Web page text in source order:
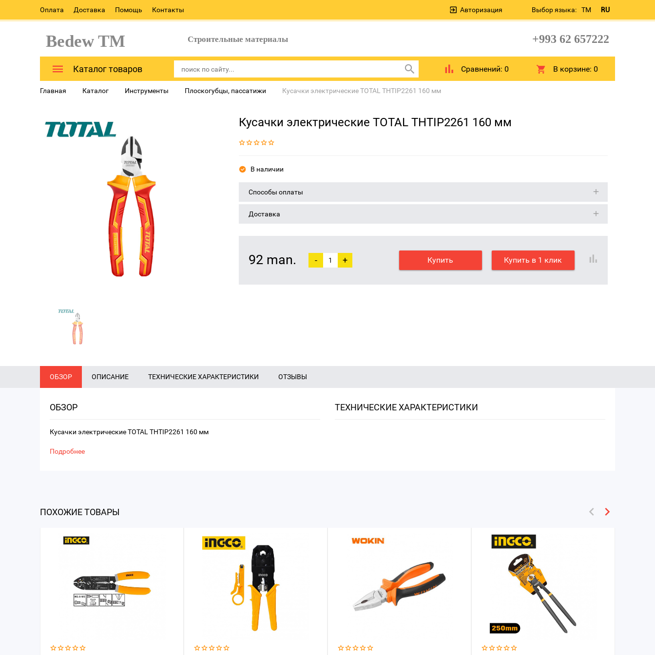
Оплата Доставка Помощь Контакты Выбор языка: TM RU
Авторизация
Bedew TM Строительные материалы +993 62 657222
Каталог товаров Сравнений: 0 В корзине:0
Главная Каталог Инструменты Плоскогубцы, пассатижи Кусачки электрические TOTAL THTIP2261 160 мм
Кусачки электрические TOTAL THTIP2261 160 мм
В наличии
Способы оплаты
Доставка
92 man. - + Купить Купить в 1 клик
ОБЗОР ОПИСАНИЕ ТЕХНИЧЕСКИЕ ХАРАКТЕРИСТИКИ ОТЗЫВЫ
ОБЗОР
Кусачки электрические TOTAL THTIP2261 160 мм
Подробнее
ТЕХНИЧЕСКИЕ ХАРАКТЕРИСТИКИ
ПОХОЖИЕ ТОВАРЫ